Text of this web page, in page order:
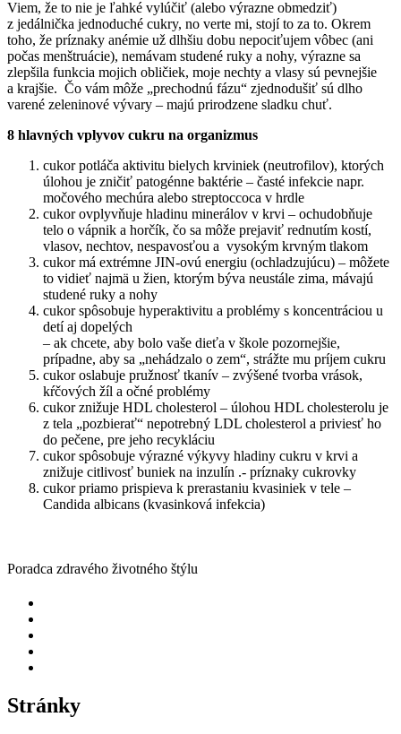
Viem, že to nie je ľahké vylúčiť (alebo výrazne obmedziť)
z jedálnička jednoduché cukry, no verte mi, stojí to za to. Okrem
toho, že príznaky anémie už dlhšiu dobu nepociťujem vôbec (ani
počas menštruácie), nemávam studené ruky a nohy, výrazne sa
zlepšila funkcia mojich obličiek, moje nechty a vlasy sú pevnejšie
a krajšie. Čo vám môže „prechodnú fázu“ zjednodušiť sú dlho
varené zeleninové vývary – majú prirodzene sladku chuť.
8 hlavných vplyvov cukru na organizmus
cukor potláča aktivitu bielych krviniek (neutrofilov), ktorých
úlohou je zničiť patogénne baktérie – časté infekcie napr.
močového mechúra alebo streptoccoca v hrdle
cukor ovplyvňuje hladinu minerálov v krvi – ochudobňuje
telo o vápnik a horčík, čo sa môže prejaviť rednutím kostí,
vlasov, nechtov, nespavosťou a vysokým krvným tlakom
cukor má extrémne JIN-ovú energiu (ochladzujúcu) – môžete
to vidieť najmä u žien, ktorým býva neustále zima, mávajú
studené ruky a nohy
cukor spôsobuje hyperaktivitu a problémy s koncentráciou u
detí aj dopelých
– ak chcete, aby bolo vaše dieťa v škole pozornejšie,
prípadne, aby sa „nehádzalo o zem“, strážte mu príjem cukru
cukor oslabuje pružnosť tkanív – zvýšené tvorba vrások,
kŕčových žíl a očné problémy
cukor znižuje HDL cholesterol – úlohou HDL cholesterolu je
z tela „pozbierať“ nepotrebný LDL cholesterol a priviesť ho
do pečene, pre jeho recykláciu
cukor spôsobuje výrazné výkyvy hladiny cukru v krvi a
znižuje citlivosť buniek na inzulín .- príznaky cukrovky
cukor priamo prispieva k prerastaniu kvasiniek v tele –
Candida albicans (kvasinková infekcia)
Poradca zdravého životného štýlu
Stránky